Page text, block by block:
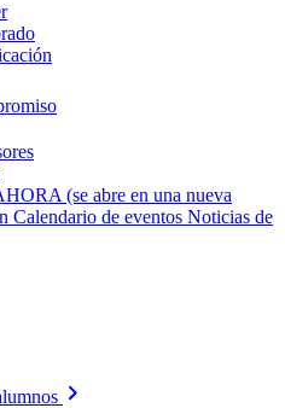
(se abre en una nueva
Calendario de eventos Noticias de